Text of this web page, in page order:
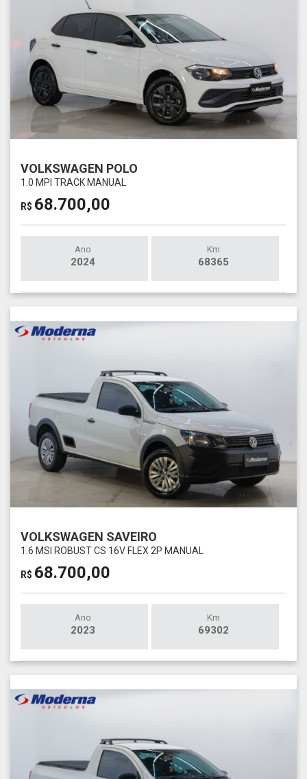
VOLKSWAGEN POLO
1.0 MPI TRACK MANUAL
R$ 68.700,00
Ano
2024
Km
68365
VOLKSWAGEN SAVEIRO
1.6 MSI ROBUST CS 16V FLEX 2P MANUAL
R$ 68.700,00
Ano
2023
Km
69302